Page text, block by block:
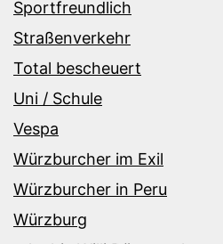
Sportfreundlich
Straßenverkehr
Total bescheuert
Uni / Schule
Vespa
Würzburcher im Exil
Würzburcher in Peru
Würzburg